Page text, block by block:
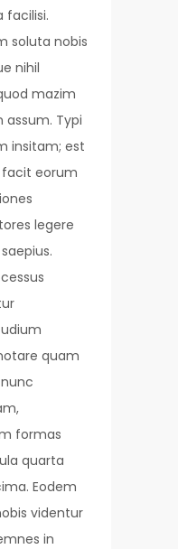
facilisi.
soluta nobis
nihil
mazim
Typi
insitam; est
facit eorum
legere
quam
formas
quarta
Eodem
videntur
in